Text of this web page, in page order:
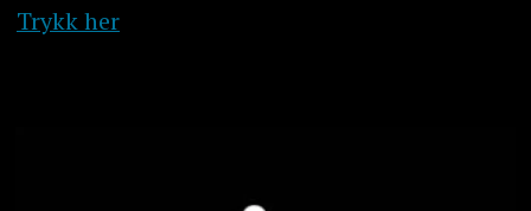
Trykk her